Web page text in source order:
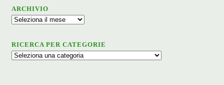
ARCHIVIO
Archivio
RICERCA PER CATEGORIE
Ricerca